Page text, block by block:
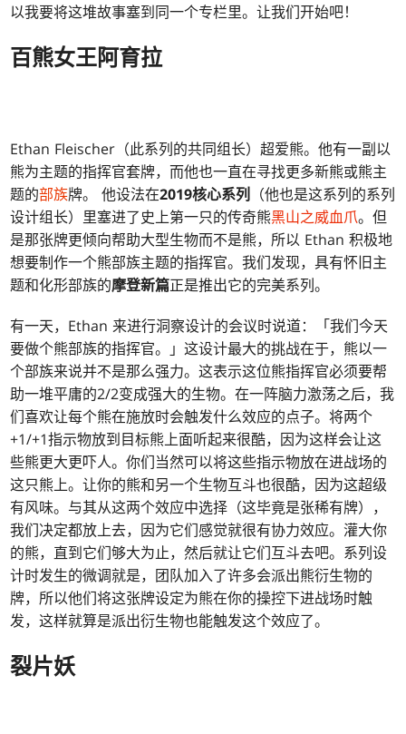
以我要将这堆故事塞到同一个专栏里。让我们开始吧！
百熊女王阿育拉
Ethan Fleischer（此系列的共同组长）超爱熊。他有一副以
熊为主题的指挥官套牌，而他也一直在寻找更多新熊或熊主
题的部族牌。 他设法在2019核心系列
（他也是这系列的系列
设计组长）里塞进了史上第一只的传奇熊黑山之威血爪。但
是那张牌更倾向帮助大型生物而不是熊，所以 Ethan 积极地
想要制作一个熊部族主题的指挥官。我们发现，具有怀旧主
题和化形部族的摩登新篇正是推出它的完美系列。
有一天，Ethan 来进行洞察设计的会议时说道：「我们今天
要做个熊部族的指挥官。」这设计最大的挑战在于，熊以一
个部族来说并不是那么强力。这表示这位熊指挥官必须要帮
助一堆平庸的2/2变成强大的生物。在一阵脑力激荡之后，我
们喜欢让每个熊在施放时会触发什么效应的点子。将两个
+1/+1指示物放到目标熊上面听起来很酷，因为这样会让这
些熊更大更吓人。你们当然可以将这些指示物放在进战场的
这只熊上。让你的熊和另一个生物互斗也很酷，因为这超级
有风味。与其从这两个效应中选择（这毕竟是张稀有牌），
我们决定都放上去，因为它们感觉就很有协力效应。灌大你
的熊，直到它们够大为止，然后就让它们互斗去吧。系列设
计时发生的微调就是，团队加入了许多会派出熊衍生物的
牌，所以他们将这张牌设定为熊在你的操控下进战场时触
发，这样就算是派出衍生物也能触发这个效应了。
裂片妖